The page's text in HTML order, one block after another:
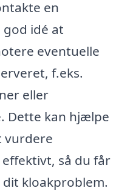
en
god idé at
eventuelle
f.eks.
eller
Dette kan hjælpe
vurdere
så du får
kloakproblem.